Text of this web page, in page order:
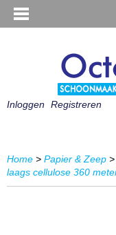
Inloggen Registreren
Home > Papier & Zeep >
laags cellulose 360